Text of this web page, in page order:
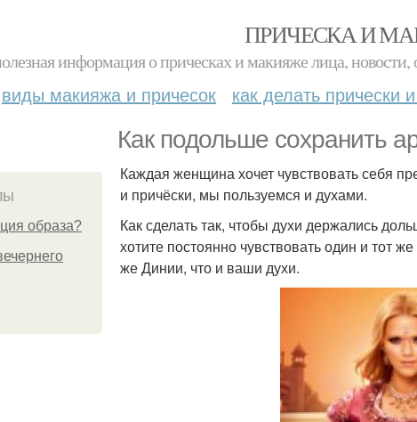
ПРИЧЕСКА И
информация о прическах и макияже лица,
виды макияжа и причесок как делать прически
Как подольше сохранить
образа?
Каждая женщина хочет чувствовать себя
и причёски, мы пользуемся и духами.
Как сделать так, чтобы духи держались
хотите постоянно чувствовать один и тот
же Динии, что и ваши духи.